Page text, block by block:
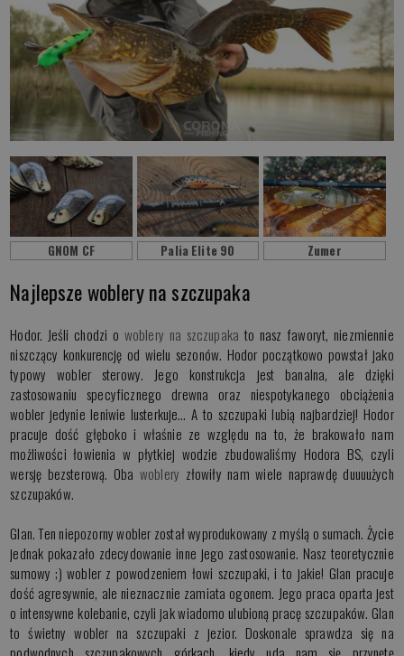
GNOM CF Palia Elite 90 Zumer
Najlepsze woblery na szczupaka
Hodor. Jeśli chodzi o woblery na szczupaka to nasz faworyt, niezmiennie
niszczący konkurencję od wielu sezonów. Hodor początkowo powstał jako
typowy wobler sterowy. Jego konstrukcja jest banalna, ale dzięki
zastosowaniu specyficznego drewna oraz niespotykanego obciążenia
wobler jedynie leniwie lusterkuje… A to szczupaki lubią najbardziej! Hodor
pracuje dość głęboko i właśnie ze względu na to, że brakowało nam
możliwości łowienia w płytkiej wodzie zbudowaliśmy Hodora BS, czyli
wersję bezsterową. Oba woblery złowiły nam wiele naprawdę duuuużych
szczupaków.
Glan. Ten niepozorny wobler został wyprodukowany z myślą o sumach. Życie
jednak pokazało zdecydowanie inne jego zastosowanie. Nasz teoretycznie
sumowy ;) wobler z powodzeniem łowi szczupaki, i to jakie! Glan pracuje
dość agresywnie, ale nieznacznie zamiata ogonem. Jego praca oparta jest
o intensywne kolebanie, czyli jak wiadomo ulubioną pracę szczupaków. Glan
to świetny wobler na szczupaki z jezior. Doskonale sprawdza się na